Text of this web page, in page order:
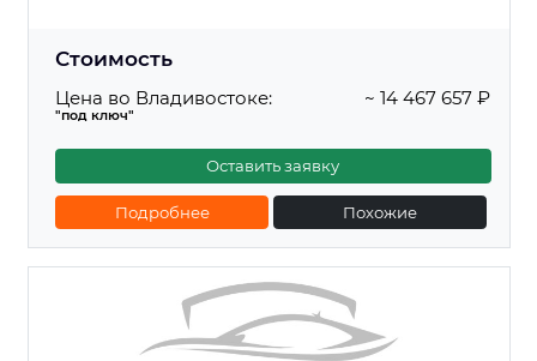
Стоимость
Цена во Владивостоке:
"под ключ"
~ 14 467 657 ₽
Оставить заявку
Подробнее Похожие